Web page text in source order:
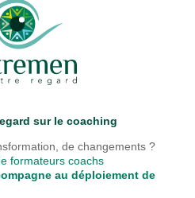
sur le coaching
de changements ?
formateurs coachs
au déploiement de